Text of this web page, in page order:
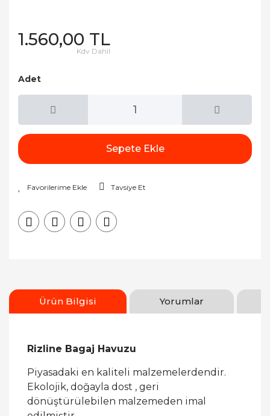
1.560,00 TL
Kdv Dahil
Adet
Sepete Ekle
Tavsiye Et
Ürün Bilgisi Yorumlar
Rizline Bagaj Havuzu
Piyasadaki en kaliteli malzemelerdendir.
Ekolojik, doğayla dost , geri
dönüştürülebilen malzemeden imal